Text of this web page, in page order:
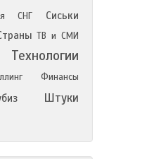
СНГ
Сиськи
ТВ и СМИ
Технологии
Финансы
Штуки